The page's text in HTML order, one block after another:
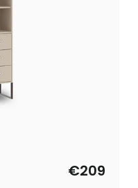
€209